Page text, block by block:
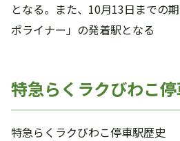
となる。また、10月13日までの
ポライナー」の発着駅となる
特急らくラクびわこ
特急らくラクびわこ停車駅歴史